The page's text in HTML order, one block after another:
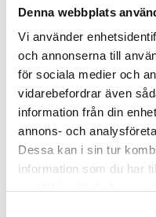
Denna webbplats
Vi använder
och annonserna till
för sociala medier och
vidarebefordrar även
information från din
annons- och
Dessa kan i sin tur
information som du har
TK2000 & TK2002
Dessa är lite mindre
av temperatur. De finns
1,510.00kr – 2,270.00